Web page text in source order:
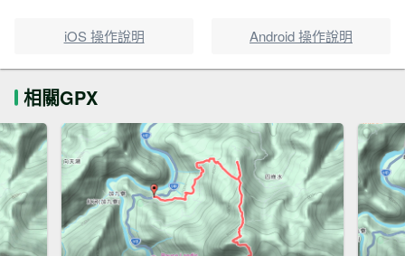
iOS 操作說明 Android 操作說明
相關GPX